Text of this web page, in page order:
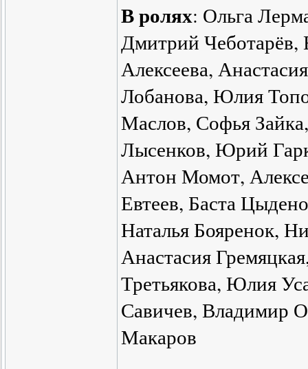
В ролях: Ольга
Дмитрий Чеботарёв,
Алексеева,
Лобанова, Юлия
Маслов, Софья
Лысенков, Юрий
Антон Момот,
Евтеев, Баста
Наталья Бояренок,
Анастасия
Третьякова, Юлия
Савичев, Владимир
Макаров